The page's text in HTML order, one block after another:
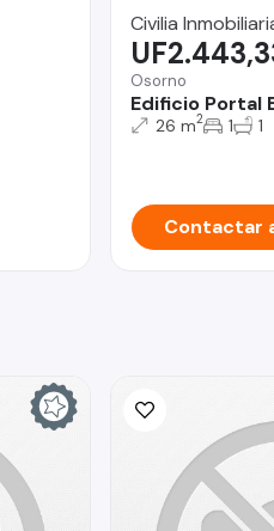
Civilia
Osorno
Edificio Portal
26 m2 1 1
Contactar